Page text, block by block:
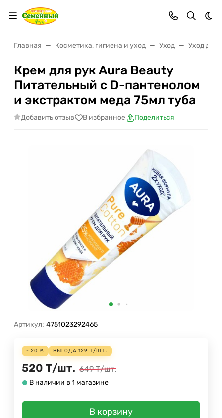
Главная Косметика, гигиена и уход Уход Уход для
Крем для рук Aura Beauty
Питательный с D-пантенолом
и экстрактом меда 75мл туба
Добавить отзыв В избранное Поделиться
Артикул: 4751023292465
- 20 % ВЫГОДА 129 Т/ШТ.
520 Т/шт. 649 Т/шт.
В наличии в 1 магазине
В корзину